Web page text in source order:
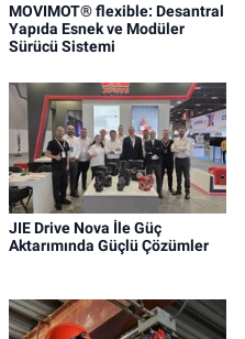
MOVIMOT® flexible: Desantral
Yapıda Esnek ve Modüler
Sürücü Sistemi
JIE Drive Nova İle Güç
Aktarımında Güçlü Çözümler